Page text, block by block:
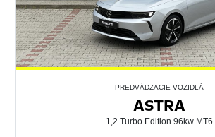
PREDVÁDZACIE VOZIDLÁ
ASTRA
1,2 Turbo Edition 96kw MT6